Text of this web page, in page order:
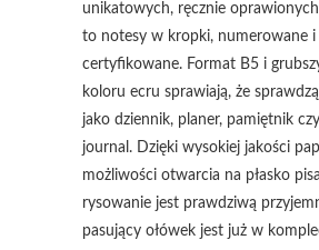
unikatowych, ręcznie
to notesy w kropki, numerowane i
certyfikowane. Format B5 i
koloru ecru sprawiają, że
jako dziennik, planer, pamiętnik
journal. Dzięki wysokiej jakości
możliwości otwarcia na płasko
rysowanie jest prawdziwą
pasujący ołówek jest już w